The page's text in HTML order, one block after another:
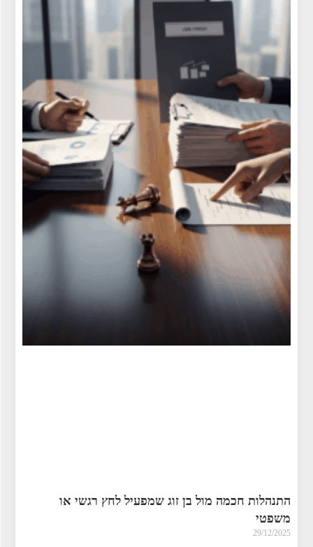
התנהלות חכמה מול בן זוג שמפעיל לחץ רגשי או
משפטי
29/12/2025